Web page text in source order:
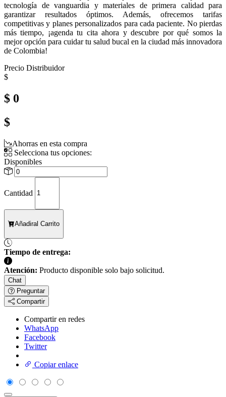
tecnología de vanguardia y materiales de primera calidad para
garantizar resultados óptimos. Además, ofrecemos tarifas
competitivas y planes personalizados para cada paciente. No pierdas
más tiempo, ¡agenda tu cita ahora y descubre por qué somos la
mejor opción para cuidar tu salud bucal en la ciudad más innovadora
de Colombia!
Precio Distribuidor
$
$ 0
$
Ahorras en esta compra
Selecciona tus opciones:
Disponibles
Cantidad
Añadiral Carrito
Tiempo de entrega:
Atención: Producto disponible solo bajo solicitud.
Chat
Preguntar
Compartir
Compartir en redes
WhatsApp
Facebook
Twitter
Copiar enlace